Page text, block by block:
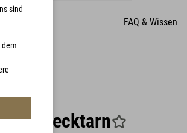
FAQ & Wissen
Flecktarn
sind
dem